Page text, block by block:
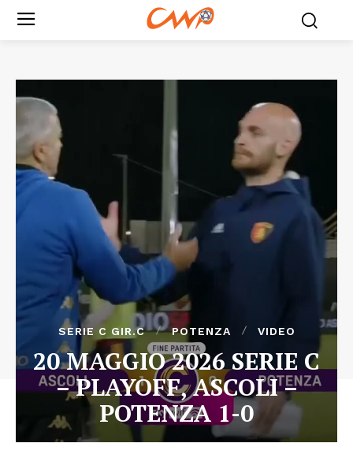
SERIE C GIR.C POTENZA VIDEO
20 MAGGIO 2026 SERIE C
– PLAYOFF, ASCOLI –
POTENZA 1-0